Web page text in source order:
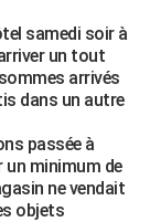
samedi soir à
un tout
arrivés
dans un autre
passée à
minimum de
ne vendait
objets